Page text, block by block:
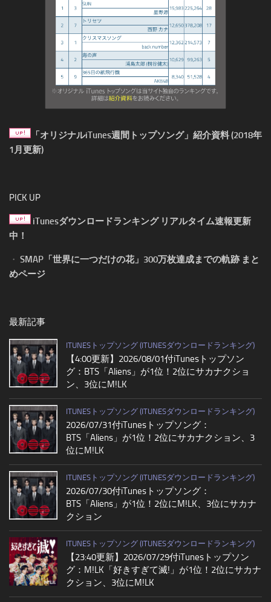
「オリジナルiTunes週間トップソング」紹介資料 (2018年
1月更新)
PICK UP
iTunesダウンロードランキング リアルタイム速報更新
中！
・ SMAP「世界に一つだけの花」300万枚達成までの軌跡 まと
めページ
最新記事
ITUNESトップソング (ITUNESダウンロードランキング)
【4:00更新】2026/08/01付iTunesトップソン
グ：BTS「Aliens」が1位！2位にサカナクショ
ン、3位にM!LK
ITUNESトップソング (ITUNESダウンロードランキング)
2026/07/31付iTunesトップソング：
BTS「Aliens」が1位！2位にサカナクション、3
位にM!LK
ITUNESトップソング (ITUNESダウンロードランキング)
2026/07/30付iTunesトップソング：
BTS「Aliens」が1位！2位にM!LK、3位にサカナ
クション
ITUNESトップソング (ITUNESダウンロードランキング)
【23:40更新】2026/07/29付iTunesトップソン
グ：M!LK「好きすぎて滅!」が1位！2位にサカナ
クション、3位にM!LK